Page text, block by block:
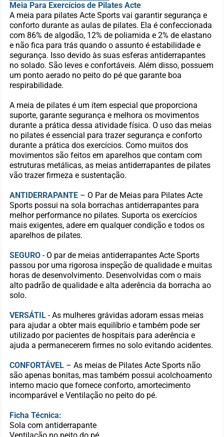
Meia Para Exercícios de Pilates Acte
A meia para pilates Acte Sports vai garantir segurança e
conforto durante as aulas de pilates. Ela é confeccionada
com 86% de algodão, 12% de poliamida e 2% de elastano
e não fica para trás quando o assunto é estabilidade e
segurança. Isso devido às suas esferas antiderrapantes
no solado. São leves e confortáveis. Além disso, possuem
um ponto aerado no peito do pé que garante boa
respirabilidade.
A meia de pilates é um item especial que proporciona
suporte, garante segurança e melhora os movimentos
durante a prática dessa atividade física. O uso das meias
no pilates é essencial para trazer segurança e conforto
durante a prática dos exercícios. Como muitos dos
movimentos são feitos em aparelhos que contam com
estruturas metálicas, as meias antiderrapantes de pilates
vão trazer firmeza e sustentação.
ANTIDERRAPANTE – O Par de Meias para Pilates Acte
Sports possui na sola borrachas antiderrapantes para
melhor performance no pilates. Suporta os exercícios
mais exigentes, adere em qualquer condição e todos os
aparelhos de pilates.
SEGURO - O par de meias antiderrapantes Acte Sports
passou por uma rigorosa inspeção de qualidade e muitas
horas de desenvolvimento. Desenvolvidas com o mais
alto padrão de qualidade e alta aderência da borracha ao
solo.
VERSÁTIL - As mulheres grávidas adoram essas meias
para ajudar a obter mais equilíbrio e também pode ser
utilizado por pacientes de hospitais para aderência e
ajuda a permanecerem firmes no solo evitando acidentes.
CONFORTÁVEL – As meias de Pilates Acte Sports não
são apenas bonitas, mas também possui acolchoamento
interno macio que fornece conforto, amortecimento
incomparável e Ventilação no peito do pé.
Ficha Técnica:
Sola com antiderrapante